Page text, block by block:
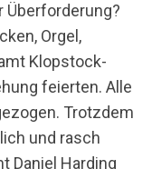
Überforderung?
Orgel,
Klopstock-
feierten. Alle
Trotzdem
und rasch
Daniel Harding